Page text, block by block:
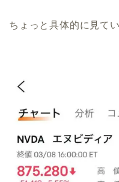
ちょっと具体的に見て